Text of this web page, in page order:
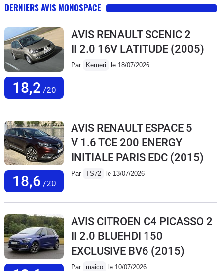
DERNIERS AVIS MONOSPACE
18,2 /20
AVIS RENAULT SCENIC 2
II 2.0 16V LATITUDE (2005)
Par Kemeri le 18/07/2026
18,6 /20
AVIS RENAULT ESPACE 5
V 1.6 TCE 200 ENERGY
INITIALE PARIS EDC (2015)
Par TS72 le 13/07/2026
AVIS CITROEN C4 PICASSO 2
II 2.0 BLUEHDI 150
EXCLUSIVE BV6 (2015)
Par maico le 10/07/2026